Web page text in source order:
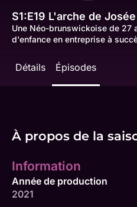
S1:E19 L'arche de Josée
Une Néo-brunswickoise de 27
d'enfance en entreprise à
Détails Épisodes
À propos de la
Information
Année de production
2021